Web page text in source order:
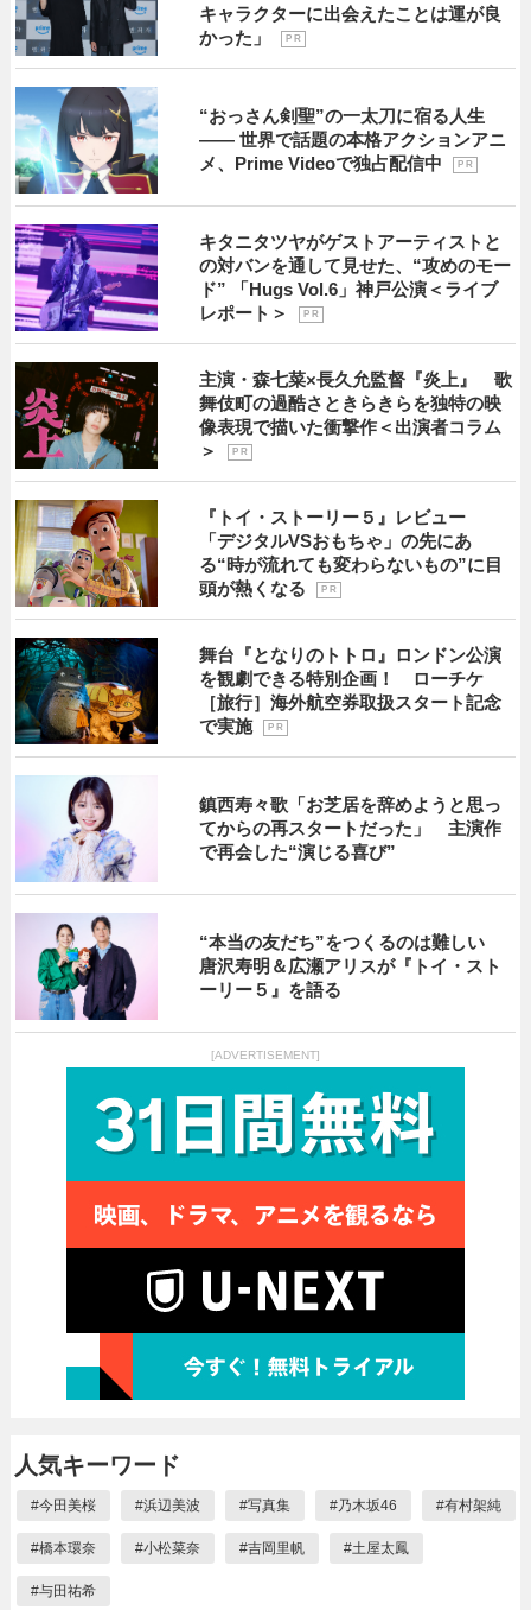
キャラクターに出会えたことは運が良
かった」
P R
“おっさん剣聖”の一太刀に宿る人生
―― 世界で話題の本格アクションアニ
メ、Prime Videoで独占配信中
P R
キタニタツヤがゲストアーティストと
の対バンを通して見せた、“攻めのモー
ド” 「Hugs Vol.6」神戸公演＜ライブ
レポート＞
P R
主演・森七菜×長久允監督『炎上』 歌
舞伎町の過酷さときらきらを独特の映
像表現で描いた衝撃作＜出演者コラム
＞
P R
『トイ・ストーリー５』レビュー
「デジタルVSおもちゃ」の先にあ
る“時が流れても変わらないもの”に目
頭が熱くなる
P R
舞台『となりのトトロ』ロンドン公演
を観劇できる特別企画！ ローチケ
［旅行］海外航空券取扱スタート記念
で実施
P R
鎮西寿々歌「お芝居を辞めようと思っ
てからの再スタートだった」 主演作
で再会した“演じる喜び”
“本当の友だち”をつくるのは難しい
唐沢寿明＆広瀬アリスが『トイ・スト
ーリー５』を語る
[ADVERTISEMENT]
人気キーワード
#今田美桜 #浜辺美波 #写真集 #乃木坂46 #有村架純
#橋本環奈 #小松菜奈 #吉岡里帆 #土屋太鳳
#与田祐希